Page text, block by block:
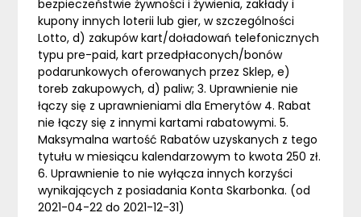
bezpieczeństwie żywności i żywienia, zakłady i
kupony innych loterii lub gier, w szczególności
Lotto, d) zakupów kart/doładowań telefonicznych
typu pre-paid, kart przedpłaconych/bonów
podarunkowych oferowanych przez Sklep, e)
toreb zakupowych, d) paliw; 3. Uprawnienie nie
łączy się z uprawnieniami dla Emerytów 4. Rabat
nie łączy się z innymi kartami rabatowymi. 5.
Maksymalna wartość Rabatów uzyskanych z tego
tytułu w miesiącu kalendarzowym to kwota 250 zł.
6. Uprawnienie to nie wyłącza innych korzyści
wynikających z posiadania Konta Skarbonka. (od
2021-04-22 do 2021-12-31)